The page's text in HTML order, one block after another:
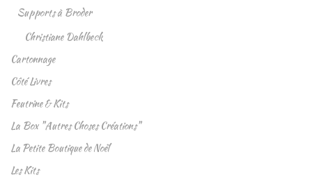
Supports à Broder
Christiane Dahlbeck
Cartonnage
Côté Livres
Feutrine & Kits
La Box "Autres Choses Créations"
La Petite Boutique de Noël
Les Kits